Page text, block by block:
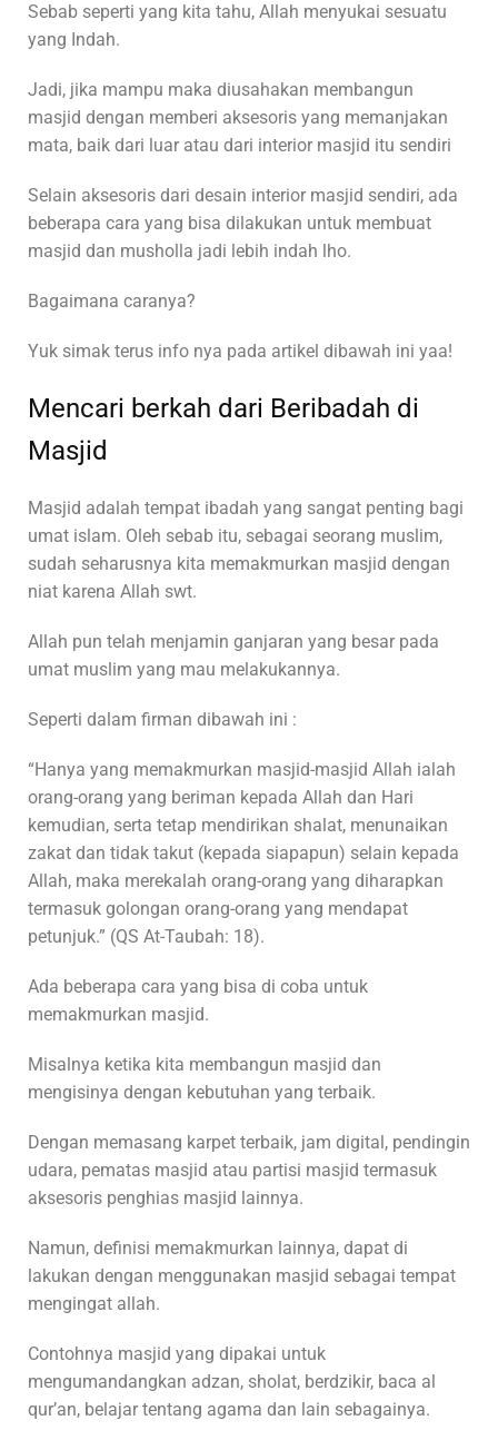
Sebab seperti yang kita tahu, Allah menyukai sesuatu
yang Indah.
Jadi, jika mampu maka diusahakan membangun
masjid dengan memberi aksesoris yang memanjakan
mata, baik dari luar atau dari interior masjid itu sendiri
Selain aksesoris dari desain interior masjid sendiri, ada
beberapa cara yang bisa dilakukan untuk membuat
masjid dan musholla jadi lebih indah lho.
Bagaimana caranya?
Yuk simak terus info nya pada artikel dibawah ini yaa!
Mencari berkah dari Beribadah di
Masjid
Masjid adalah tempat ibadah yang sangat penting bagi
umat islam. Oleh sebab itu, sebagai seorang muslim,
sudah seharusnya kita memakmurkan masjid dengan
niat karena Allah swt.
Allah pun telah menjamin ganjaran yang besar pada
umat muslim yang mau melakukannya.
Seperti dalam firman dibawah ini :
“Hanya yang memakmurkan masjid-masjid Allah ialah
orang-orang yang beriman kepada Allah dan Hari
kemudian, serta tetap mendirikan shalat, menunaikan
zakat dan tidak takut (kepada siapapun) selain kepada
Allah, maka merekalah orang-orang yang diharapkan
termasuk golongan orang-orang yang mendapat
petunjuk.” (QS At-Taubah: 18).
Ada beberapa cara yang bisa di coba untuk
memakmurkan masjid.
Misalnya ketika kita membangun masjid dan
mengisinya dengan kebutuhan yang terbaik.
Dengan memasang karpet terbaik, jam digital, pendingin
udara, pematas masjid atau partisi masjid termasuk
aksesoris penghias masjid lainnya.
Namun, definisi memakmurkan lainnya, dapat di
lakukan dengan menggunakan masjid sebagai tempat
mengingat allah.
Contohnya masjid yang dipakai untuk
mengumandangkan adzan, sholat, berdzikir, baca al
qur’an, belajar tentang agama dan lain sebagainya.